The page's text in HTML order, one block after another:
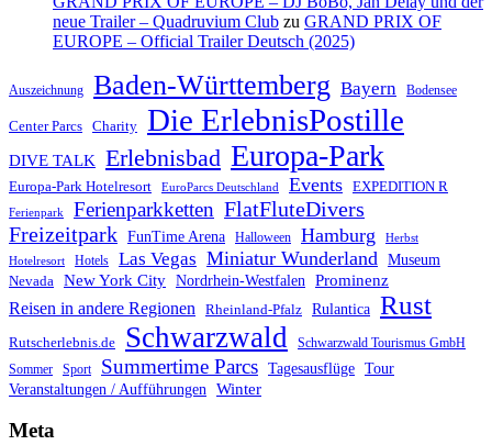
neue Trailer – Quadruvium Club zu GRAND PRIX OF
EUROPE – Official Trailer Deutsch (2025)
Auszeichnung Baden-Württemberg Bayern Bodensee
Center Parcs Charity Die ErlebnisPostille
DIVE TALK Erlebnisbad Europa-Park
Europa-Park Hotelresort EuroParcs Deutschland Events EXPEDITION R
Ferienpark Ferienparkketten FlatFluteDivers
Freizeitpark FunTime Arena Halloween Hamburg Herbst
Hotelresort Hotels Las Vegas Miniatur Wunderland Museum
Nevada New York City Nordrhein-Westfalen
Prominenz
Reisen in andere Regionen
Rheinland-Pfalz Rulantica Rust
Rutscherlebnis.de Schwarzwald
Schwarzwald Tourismus GmbH
Sommer
Sport Summertime Parcs Tagesausflüge Tour
Veranstaltungen / Aufführungen
Winter
Meta